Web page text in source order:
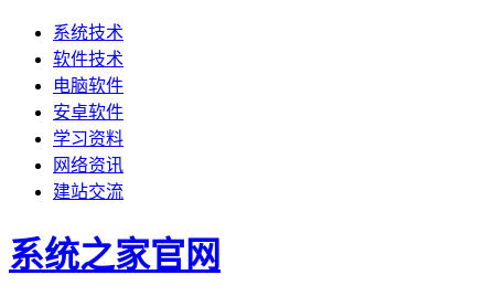
系统技术
软件技术
电脑软件
安卓软件
学习资料
网络资讯
建站交流
系统之家官网